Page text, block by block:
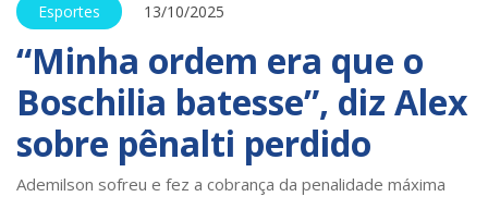
Esportes 13/10/2025
“Minha ordem era que o
Boschilia batesse”, diz Alex
sobre pênalti perdido
Ademilson sofreu e fez a cobrança da penalidade máxima